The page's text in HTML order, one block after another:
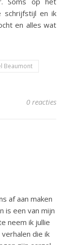
schrijfstijl en ik
en alles wat
Beaumont
0 reacties
af aan maken
is een van mijn
neem ik jullie
die ik